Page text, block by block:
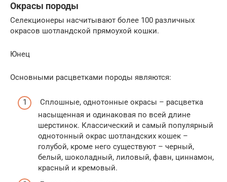
Окрасы породы
Селекционеры насчитывают более 100 различных
окрасов шотландской прямоухой кошки.
Юнец
Основными расцветками породы являются:
Сплошные, однотонные окрасы – расцветка
насыщенная и одинаковая по всей длине
шерстинок. Классический и самый популярный
однотонный окрас шотландских кошек –
голубой, кроме него существуют – черный,
белый, шоколадный, лиловый, фавн, циннамон,
красный и кремовый.